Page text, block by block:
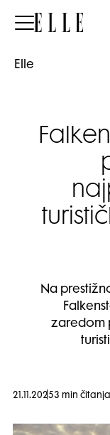
Elle
Elle
Na
zaredom
21.11.20253 min čitanja